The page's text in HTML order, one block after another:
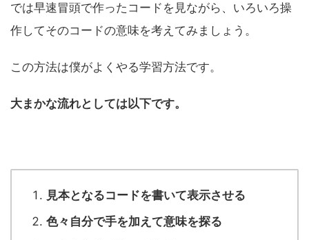
では早速冒頭で作ったコードを見ながら、いろいろ操
作してそのコードの意味を考えてみましょう。
この方法は僕がよくやる学習方法です。
大まかな流れとしては以下です。
見本となるコードを書いて表示させる
色々自分で手を加えて意味を探る